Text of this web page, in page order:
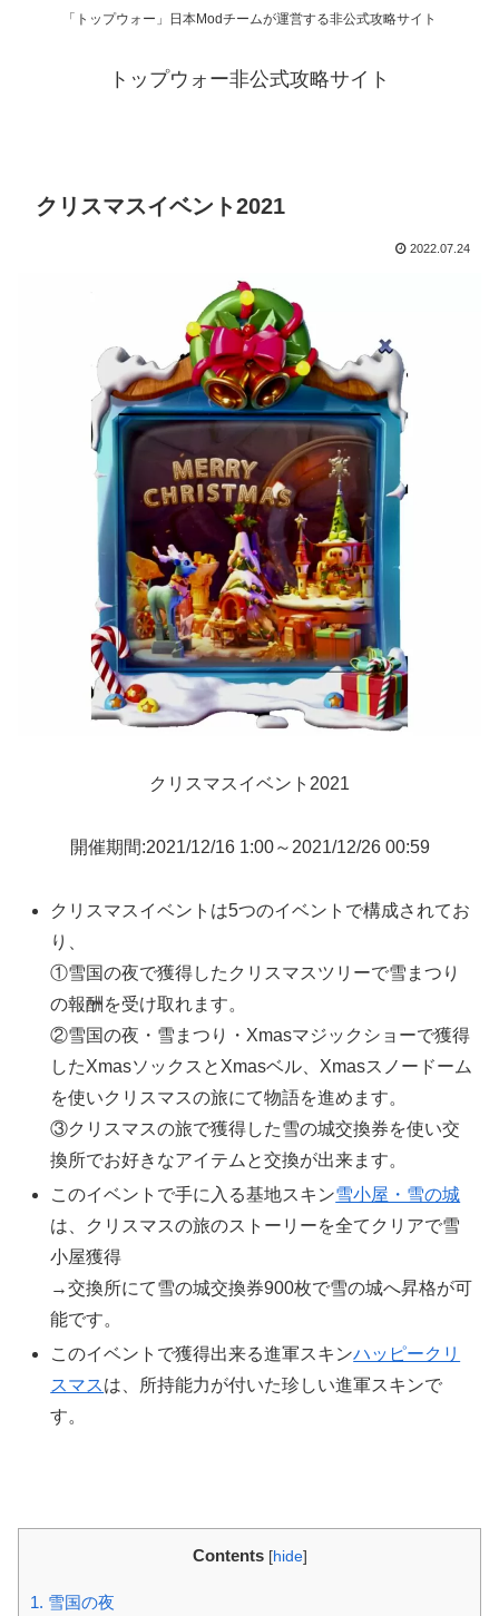
「トップウォー」日本Modチームが運営する非公式攻略サイト
トップウォー非公式攻略サイト
クリスマスイベント2021
2022.07.24
クリスマスイベント2021
開催期間:2021/12/16 1:00～2021/12/26 00:59
クリスマスイベントは5つのイベントで構成されてお
り、
①雪国の夜で獲得したクリスマスツリーで雪まつり
の報酬を受け取れます。
②雪国の夜・雪まつり・Xmasマジックショーで獲得
したXmasソックスとXmasベル、Xmasスノードーム
を使いクリスマスの旅にて物語を進めます。
③クリスマスの旅で獲得した雪の城交換券を使い交
換所でお好きなアイテムと交換が出来ます。
このイベントで手に入る基地スキン雪小屋・雪の城
は、クリスマスの旅のストーリーを全てクリアで雪
小屋獲得
→交換所にて雪の城交換券900枚で雪の城へ昇格が可
能です。
このイベントで獲得出来る進軍スキンハッピークリ
スマスは、所持能力が付いた珍しい進軍スキンで
す。
Contents [hide]
1. 雪国の夜